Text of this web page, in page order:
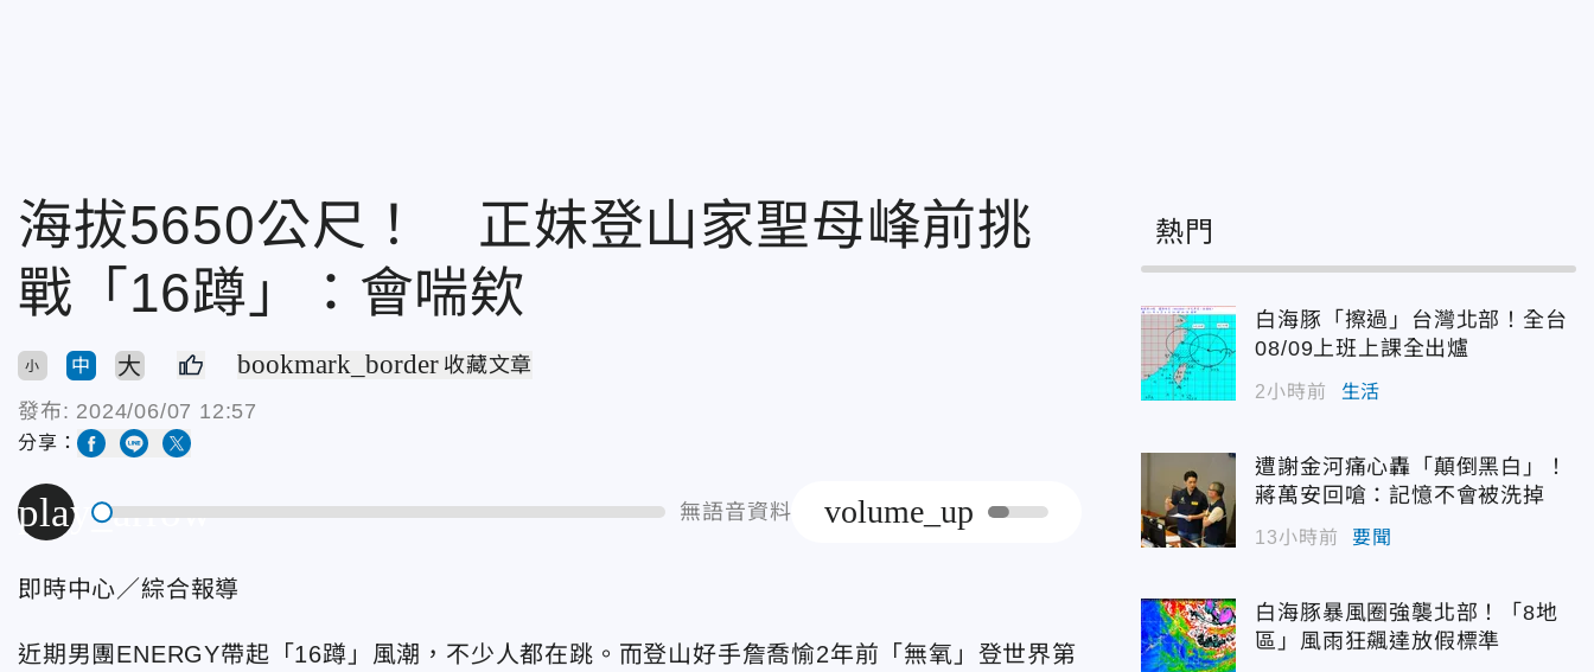
海拔5650公尺！ 正妹登山家聖母峰前挑
戰「16蹲」：會喘欸
小 中 大 bookmark_border 收藏文章
發布: 2024/06/07 12:57
分享：
play_arrow 無語音資料 volume_up
即時中心／綜合報導
近期男團ENERGY帶起「16蹲」風潮，不少人都在跳。而登山好手詹喬愉2年前「無氧」登世界第
熱門
白海豚「擦過」台灣北部！全台
08/09上班上課全出爐
2小時前 生活
遭謝金河痛心轟「顛倒黑白」！
蔣萬安回嗆：記憶不會被洗掉
13小時前 要聞
白海豚暴風圈強襲北部！「8地
區」風雨狂飆達放假標準